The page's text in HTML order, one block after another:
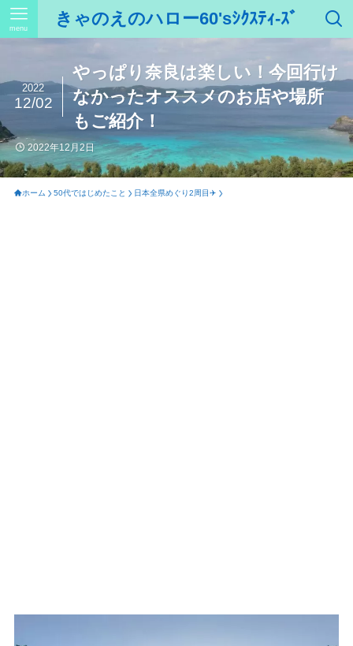
きゃのえのハロー60'sｼｸｽﾃｨ-ｽﾞ
menu
やっぱり奈良は楽しい！今回行け
なかったオススメのお店や場所
もご紹介！
2022
12/02
2022年12月2日
ホーム 50代ではじめたこと 日本全県めぐり2周目✈️